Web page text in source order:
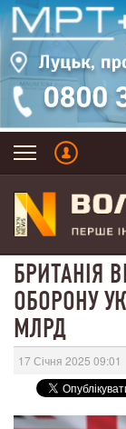
БРИТАНІЯ
ОБОРОНУ
МЛРД
17 Січня 2025 09:01